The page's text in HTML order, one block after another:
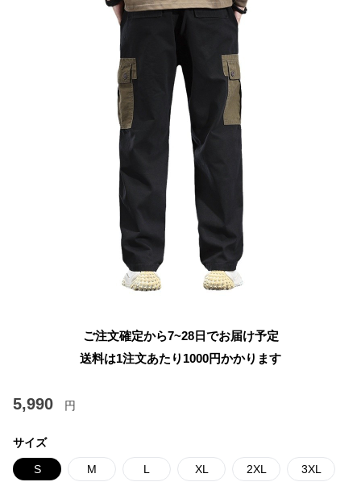
ご注文確定から7~28日でお届け予定
送料は1注文あたり 1000円かかります
5,990 円
サイズ
S M L XL 2XL 3XL